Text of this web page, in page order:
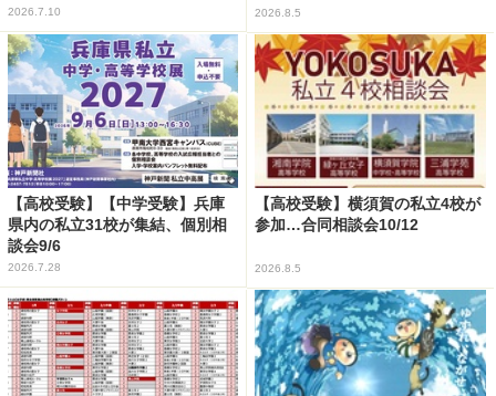
2026.7.10 2026.8.5
【高校受験】【中学受験】兵庫
県内の私立31校が集結、個別相
談会9/6
2026.7.28
【高校受験】横須賀の私立4校が
参加…合同相談会10/12
2026.8.5